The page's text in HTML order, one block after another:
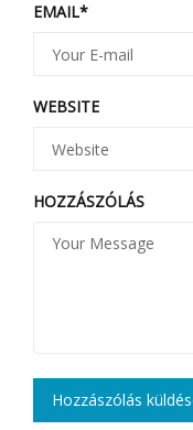
EMAIL*
WEBSITE
HOZZÁSZÓLÁS